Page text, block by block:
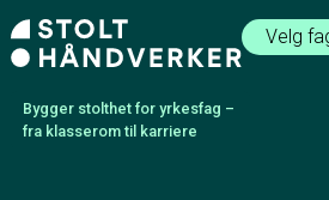
Bygger stolthet for yrkesfag –
fra klasserom til karriere
Velg